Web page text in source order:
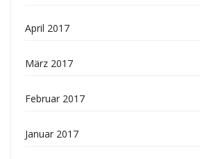
April 2017
März 2017
Februar 2017
Januar 2017